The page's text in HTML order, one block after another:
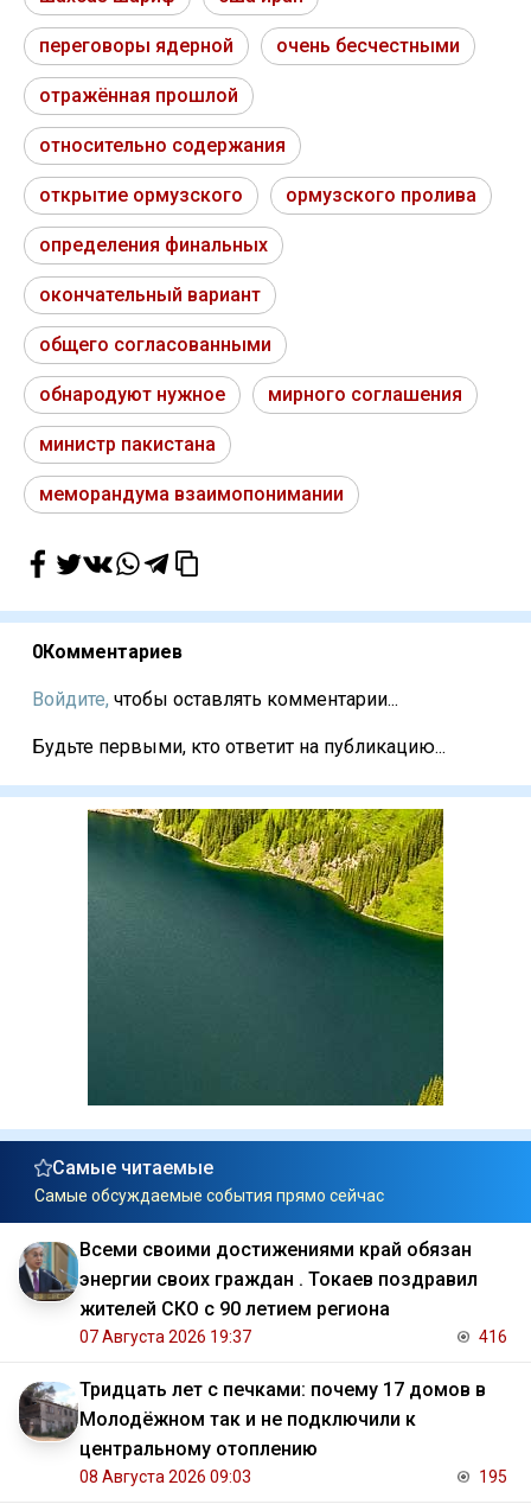
переговоры ядерной очень бесчестными
отражённая прошлой
относительно содержания
открытие ормузского ормузского пролива
определения финальных
окончательный вариант
общего согласованными
обнародуют нужное мирного соглашения
министр пакистана
меморандума взаимопонимании
0Комментариев
Войдите, чтобы оставлять комментарии...
Будьте первыми, кто ответит на публикацию...
Самые читаемые
Самые обсуждаемые события прямо сейчас
Всеми своими достижениями край обязан
энергии своих граждан . Токаев поздравил
жителей СКО с 90 летием региона
07 Августа 2026 19:37 416
Тридцать лет с печками: почему 17 домов в
Молодёжном так и не подключили к
центральному отоплению
08 Августа 2026 09:03 195